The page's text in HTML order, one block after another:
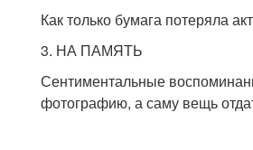
Как только бумага потеряла
3. НА ПАМЯТЬ
Сентиментальные
фотографию, а саму вещь